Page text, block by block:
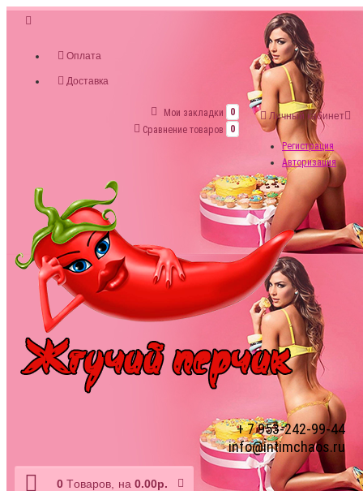
Оплата
Доставка
Личный кабинет
Регистрация
Авторизация
Мои закладки
0
Сравнение товаров
0
+ 7 953-242-99-44
info@intimchaos.ru
0 Tоваров, на 0.00р.